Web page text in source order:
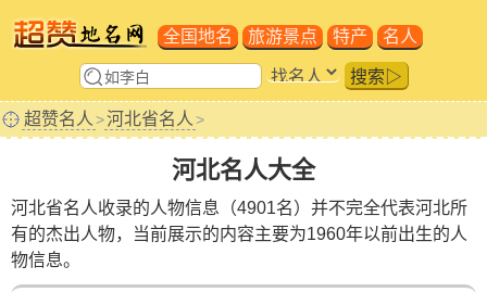
全国地名 旅游景点 特产 名人
搜索▷
超赞名人 >河北省名人 >
河北名人大全
河北省名人收录的人物信息（4901名）并不完全代表河北所
有的杰出人物，当前展示的内容主要为1960年以前出生的人
物信息。